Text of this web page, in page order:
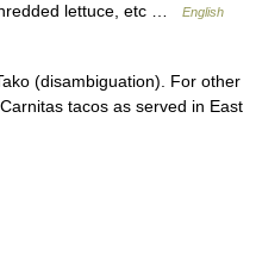
lettuce, etc …
English
(disambiguation). For other
tacos as served in East